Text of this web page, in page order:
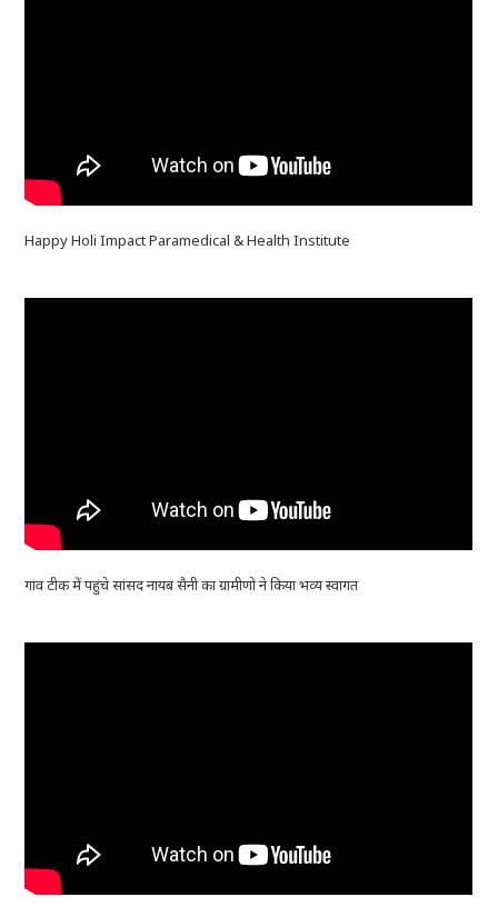
Happy Holi Impact Paramedical & Health Institute
गांव टीक में पहुंचे सांसद नायब सैनी का ग्रामीणो ने किया भव्य स्वागत